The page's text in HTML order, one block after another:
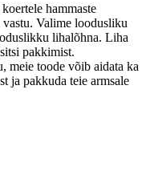
hammaste
Valime loodusliku
lihalõhna. Liha
pakkimist.
meie toode võib aidata ka
ja pakkuda teie armsale